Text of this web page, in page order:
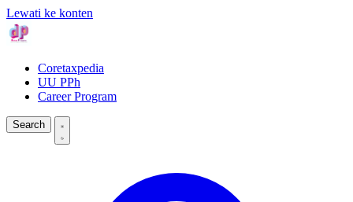
Lewati ke konten
Coretaxpedia
UU PPh
Career Program
Search